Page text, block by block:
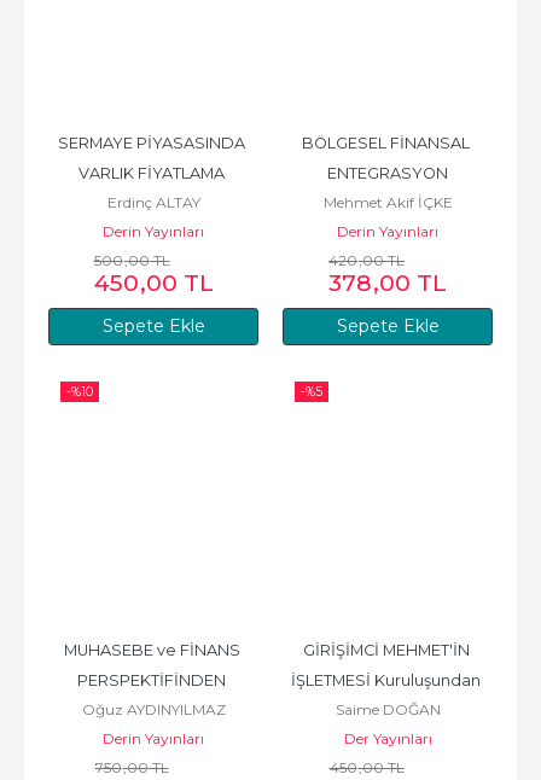
Sepete Ekle
SERMAYE PİYASASINDA
VARLIK FİYATLAMA
TEORİLERİ
Erdinç ALTAY
Derin Yayınları
500,00TL
450,00 TL
Sepete Ekle
BÖLGESEL FİNANSAL
ENTEGRASYON
Mehmet Akif İÇKE
Derin Yayınları
420,00TL
378,00 TL
-%10
MUHASEBE ve FİNANS
PERSPEKTİFİNDEN
RENAULT - NİSSAN
BİRLEŞMESİ ile...
Oğuz AYDINYILMAZ
Derin Yayınları
750,00TL
-%5
GİRİŞİMCİ MEHMET'İN
İŞLETMESİ Kuruluşundan
İtibaren Uygulamalı
Muhasebe...
Saime DOĞAN
Der Yayınları
450,00TL